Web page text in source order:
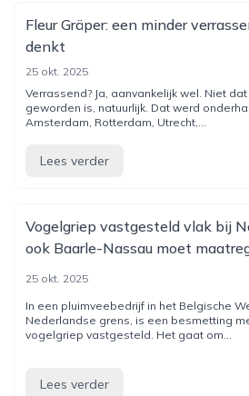
Fleur Gräper: een minder
denkt
25 okt. 2025
Verrassend? Ja, aanvankelijk wel. Niet
geworden is, natuurlijk. Dat werd
Amsterdam, Rotterdam, Utrecht,...
Lees verder
Vogelgriep vastgesteld vlak bij
ook Baarle-Nassau moet
25 okt. 2025
In een pluimveebedrijf in het Belgische
Nederlandse grens, is een besmetting
vogelgriep vastgesteld. Het gaat om...
Lees verder